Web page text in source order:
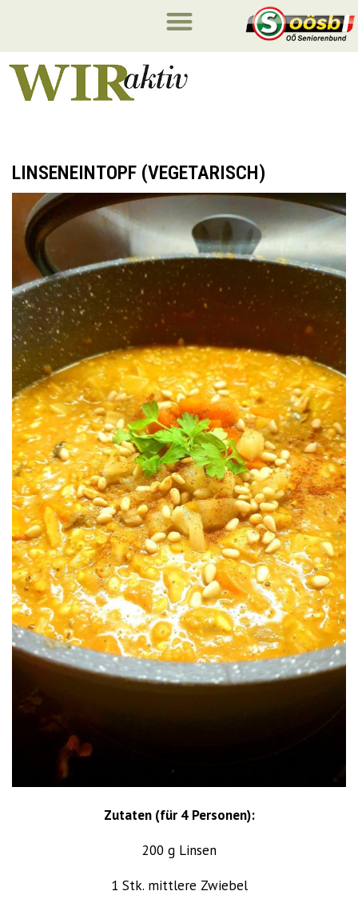
LINSENEINTOPF (VEGETARISCH)
Zutaten (für 4 Personen):
200 g Linsen
1 Stk. mittlere Zwiebel